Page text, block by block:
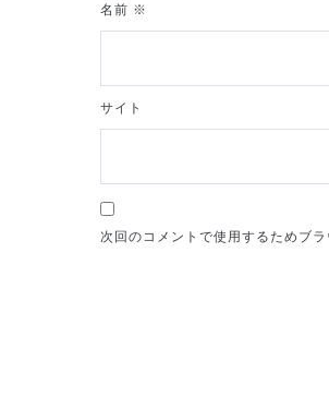
名前 ※
サイト
次回のコメントで使用するためブ